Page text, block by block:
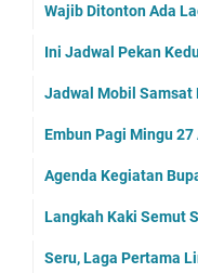
Wajib Ditonton Ada
Ini Jadwal Pekan
Jadwal Mobil Samsat
Embun Pagi Mingu
Agenda Kegiatan
Langkah Kaki Semut
Seru, Laga Pertama